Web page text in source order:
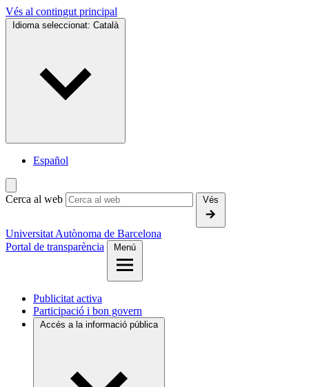
Vés al contingut principal
Idioma seleccionat: Català
Español
Cerca al web Vés
Universitat Autònoma de Barcelona
Portal de transparència
Menú
Publicitat activa
Participació i bon govern
Accés a la informació pública